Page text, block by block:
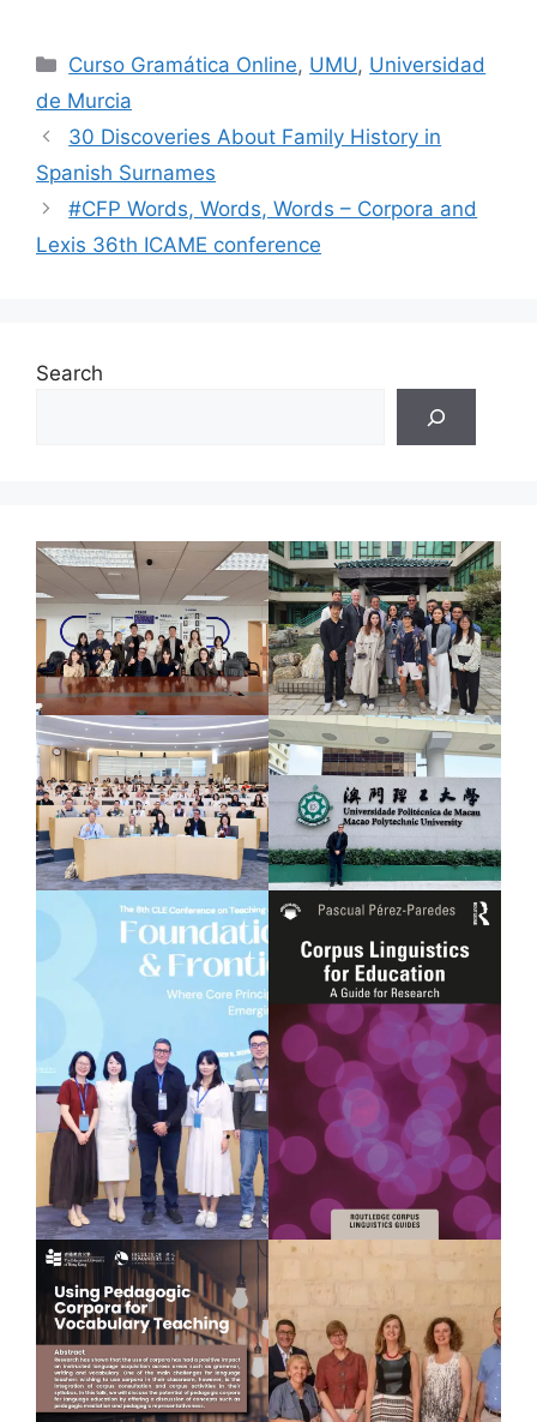
Categories
Curso Gramática Online, UMU, Universidad
de Murcia
30 Discoveries About Family History in
Spanish Surnames
#CFP Words, Words, Words – Corpora and
Lexis 36th ICAME conference
Search